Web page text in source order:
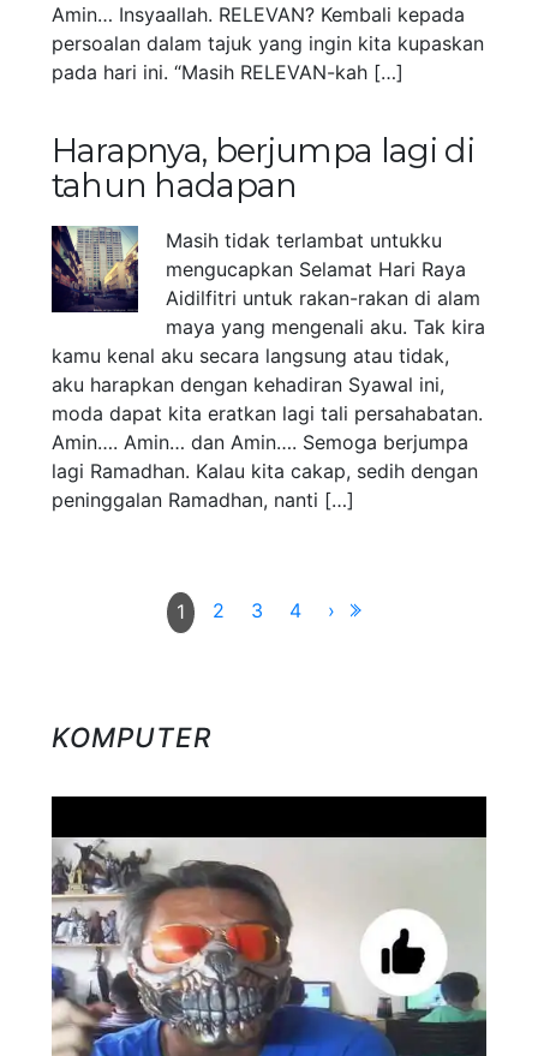
Amin… Insyaallah. RELEVAN? Kembali kepada
persoalan dalam tajuk yang ingin kita kupaskan
pada hari ini. “Masih RELEVAN-kah […]
Harapnya, berjumpa lagi di
tahun hadapan
Masih tidak terlambat untukku
mengucapkan Selamat Hari Raya
Aidilfitri untuk rakan-rakan di alam
maya yang mengenali aku. Tak kira
kamu kenal aku secara langsung atau tidak,
aku harapkan dengan kehadiran Syawal ini,
moda dapat kita eratkan lagi tali persahabatan.
Amin…. Amin… dan Amin…. Semoga berjumpa
lagi Ramadhan. Kalau kita cakap, sedih dengan
peninggalan Ramadhan, nanti […]
1 2 3 4 ›
KOMPUTER